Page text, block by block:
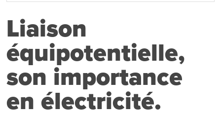
Liaison
équipotentielle,
son importance
en électricité.